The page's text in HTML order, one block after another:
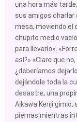
una hora más
sus amigos charlar
mesa, moviendo el
chupito medio
para llevarlo».
así?» «Claro que
¿deberíamos
dejándole toda la
desastre, una
Aikawa Kenji
piernas mientras